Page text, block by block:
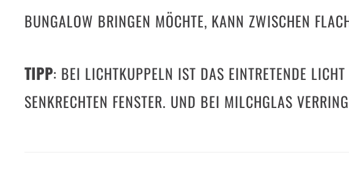
BUNGALOW BRINGEN MÖCHTE, KANN ZWISCHEN
TIPP: BEI LICHTKUPPELN IST DAS EINTRETENDE
SENKRECHTEN FENSTER. UND BEI MILCHGLAS